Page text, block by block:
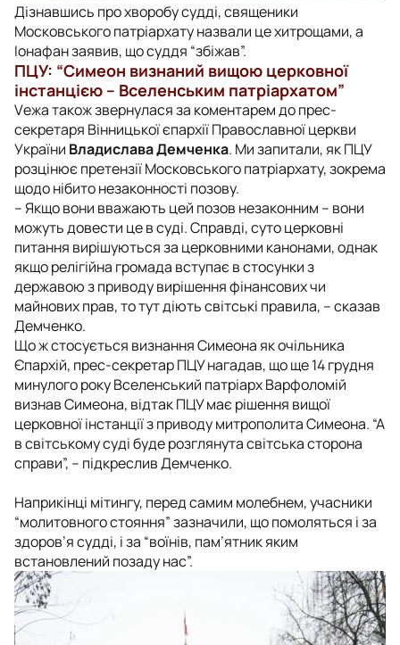
Дізнавшись про хворобу судді, священики
Московського патріархату назвали це хитрощами, а
Іонафан заявив, що суддя “збіжав”.
ПЦУ: “Симеон визнаний вищою церковної
інстанцією – Вселенським патріархатом”
Vежа також звернулася за коментарем до прес-
секретаря Вінницької єпархії Православної церкви
України Владислава Демченка. Ми запитали, як ПЦУ
розцінює претензії Московського патріархату, зокрема
щодо нібито незаконності позову.
– Якщо вони вважають цей позов незаконним – вони
можуть довести це в суді. Справді, суто церковні
питання вирішуються за церковними канонами, однак
якщо релігійна громада вступає в стосунки з
державою з приводу вирішення фінансових чи
майнових прав, то тут діють світські правила, – сказав
Демченко.
Що ж стосується визнання Симеона як очільника
Єпархій, прес-секретар ПЦУ нагадав, що ще 14 грудня
минулого року Вселенський патріарх Варфоломій
визнав Симеона, відтак ПЦУ має рішення вищої
церковної інстанції з приводу митрополита Симеона. “А
в світському суді буде розглянута світська сторона
справи”, – підкреслив Демченко.
Наприкінці мітингу, перед самим молебнем, учасники
“молитовного стояння” зазначили, що помоляться і за
здоров’я судді, і за “воїнів, пам’ятник яким
встановлений позаду нас”.